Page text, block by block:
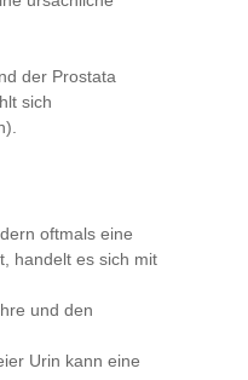
der Prostata
sich
oftmals eine
handelt es sich mit
und den
Urin kann eine